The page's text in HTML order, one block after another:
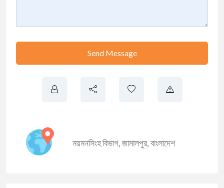
Send Message
ময়মনসিংহ বিভাগ,জামালপুর,বাংলাদেশ